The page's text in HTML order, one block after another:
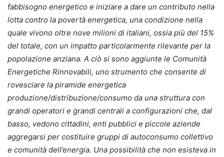
fabbisogno energetico e iniziare a dare un contributo nella
lotta contro la povertà energetica, una condizione nella
quale vivono oltre nove milioni di italiani, ossia più del 15%
del totale, con un impatto particolarmente rilevante per la
popolazione anziana. A ciò si sono aggiunte le Comunità
Energetiche Rinnovabili, uno strumento che consente di
rovesciare la piramide energetica
produzione/distribuzione/consumo da una struttura con
grandi operatori e grandi centrali a configurazioni che, dal
basso, vedono cittadini, enti pubblici e piccole aziende
aggregarsi per costituire gruppi di autoconsumo collettivo
e comunità dell’energia. Una possibilità che non esisteva in